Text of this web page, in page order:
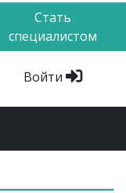
Стать
специалистом
Войти